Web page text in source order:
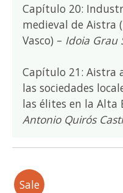
Sale
Capítulo 20:
medieval de Aistra
Vasco) – Idoia Grau
Capítulo 21: Aistra
las sociedades
las élites en la Alta
Antonio Quirós